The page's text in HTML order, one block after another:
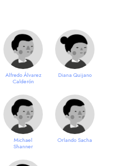
Alfredo Álvarez
Calderón
Diana Quijano
Michael
Shanner
Orlando Sacha